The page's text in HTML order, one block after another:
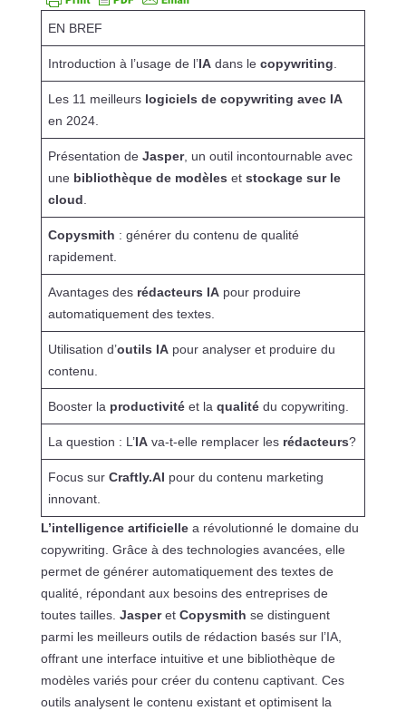
EN BREF
Introduction à l’usage de l’IAdans le copywriting
Les 11 meilleurs logiciels de copywriting avec IA
en 2024.
Présentation de Jasper, un outil incontournable avec
une bibliothèque de modèles et stockage sur le
cloud
Copysmith : générer du contenu de qualité
rapidement.
Avantages des rédacteurs IApour produire
automatiquement des textes.
Utilisation d’outils IApour analyser et produire du
contenu.
Booster la productivitéet la qualitédu copywriting.
La question : L’IAva-t-elle remplacer les rédacteurs?
Focus sur Craftly.AI pour du contenu marketing
innovant.
L’intelligence artificiellea révolutionné le domaine du
copywriting. Grâce à des technologies avancées, elle
permet de générer automatiquement des textes de
qualité, répondant aux besoins des entreprises de
toutes tailles. Jasperet Copysmith se distinguent
parmi les meilleurs outils de rédaction basés sur l’IA,
offrant une interface intuitive et une bibliothèque de
modèles variés pour créer du contenu captivant. Ces
outils analysent le contenu existant et optimisent la